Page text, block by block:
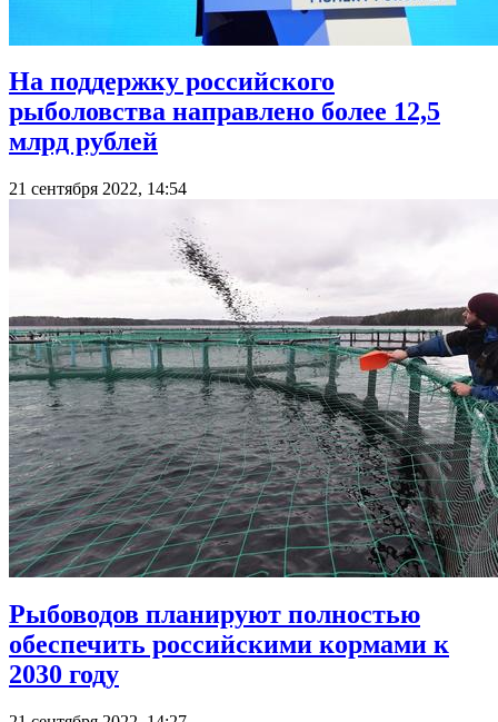
На поддержку российского
рыболовства направлено более 12,5
млрд рублей
21 сентября 2022, 14:54
Рыбоводов планируют полностью
обеспечить российскими кормами к
2030 году